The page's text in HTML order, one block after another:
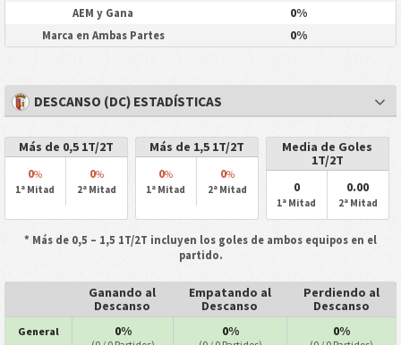
AEM y Gana 0%
Marca en Ambas Partes 0%
DESCANSO (DC) ESTADÍSTICAS
Más de 0,5 1T/2T
0%
1ª Mitad
0%
2ª Mitad
Más de 1,5 1T/2T
0%
1ª Mitad
0%
2ª Mitad
Media de Goles
1T/2T
0
1ª Mitad
0.00
2ª Mitad
* Más de 0,5 – 1,5 1T/2T incluyen los goles de ambos equipos en el
partido.
Ganando al
Descanso
Empatando al
Descanso
Perdiendo al
Descanso
General 0% 0% 0%